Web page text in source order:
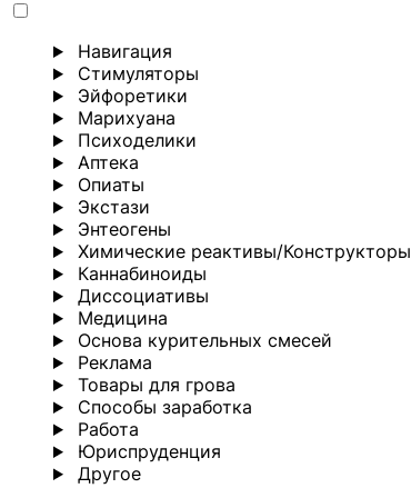
Навигация
Стимуляторы
Эйфоретики
Марихуана
Психоделики
Аптека
Опиаты
Экстази
Энтеогены
Химические реактивы/Конструкторы
Каннабиноиды
Диссоциативы
Медицина
Основа курительных смесей
Реклама
Товары для грова
Способы заработка
Работа
Юриспруденция
Другoе